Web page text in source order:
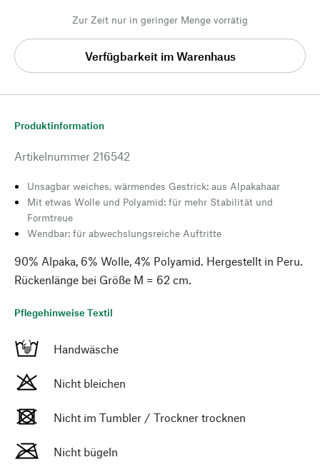
Zur Zeit nur in geringer Menge vorrätig
Verfügbarkeit im Warenhaus
Produktinformation
Artikelnummer 216542
Unsagbar weiches, wärmendes Gestrick: aus Alpakahaar
Mit etwas Wolle und Polyamid: für mehr Stabilität und
Formtreue
Wendbar: für abwechslungsreiche Auftritte
90% Alpaka, 6% Wolle, 4% Polyamid. Hergestellt in Peru.
Rückenlänge bei Größe M = 62 cm.
Pflegehinweise Textil
Handwäsche
Nicht bleichen
Nicht im Tumbler / Trockner trocknen
Nicht bügeln